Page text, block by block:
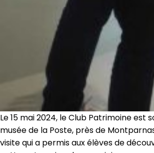
Le 15 mai 2024, le Club Patrimoine est
musée de la Poste, près de
visite qui a permis aux élèves de